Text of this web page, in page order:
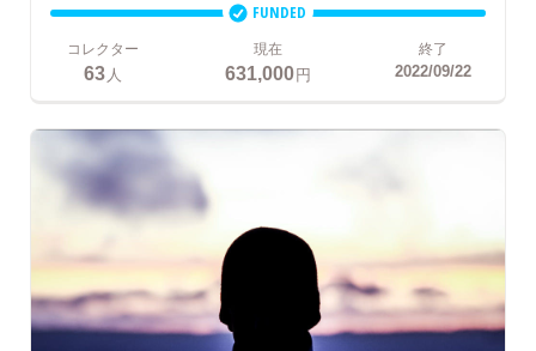
FUNDED
コレクター
63 人
現在
631,000円
終了
2022/09/22